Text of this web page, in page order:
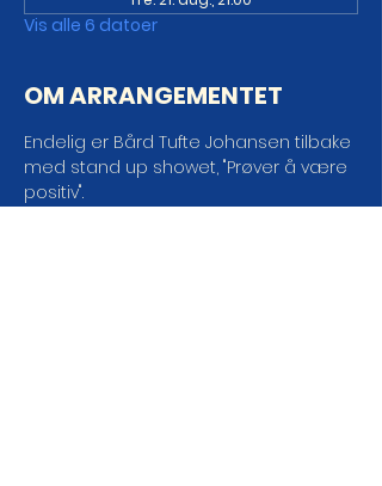
Vis alle 6 datoer
OM ARRANGEMENTET
Endelig er Bård Tufte Johansen tilbake
med stand up showet, "Prøver å være
positiv".